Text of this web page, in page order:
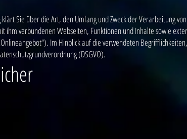
Sie über die Art, den Umfang und Zweck der Verarbeitung
ihm verbundenen Webseiten, Funktionen und Inhalte sowie
Im Hinblick auf die verwendeten
(DSGVO).